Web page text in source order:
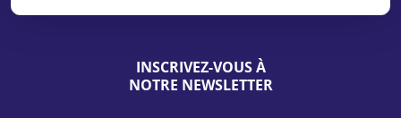
INSCRIVEZ-VOUS À
NOTRE NEWSLETTER